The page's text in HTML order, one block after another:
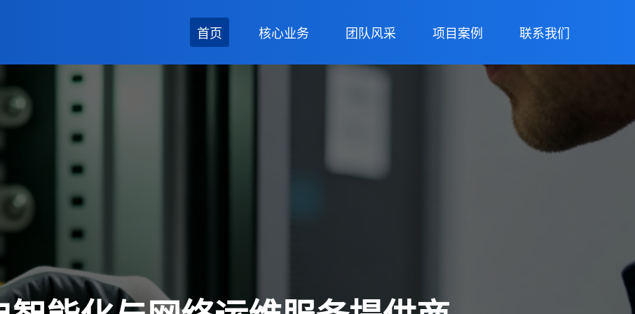
首页 核心业务 团队风采 项目案例 联系我们